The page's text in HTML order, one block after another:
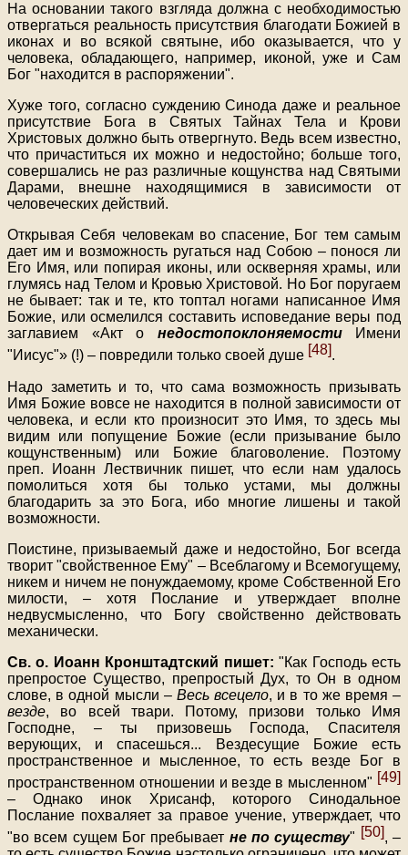
На основании такого взгляда должна с необходимостью
отвергаться реальность присутствия благодати Божией в
иконах и во всякой святыне, ибо оказывается, что у
человека, обладающего, например, иконой, уже и Сам
Бог "находится в распоряжении".
Хуже того, согласно суждению Синода даже и реальное
присутствие Бога в Святых Тайнах Тела и Крови
Христовых должно быть отвергнуто. Ведь всем известно,
что причаститься их можно и недостойно; больше того,
совершались не раз различные кощунства над Святыми
Дарами, внешне находящимися в зависимости от
человеческих действий.
Открывая Себя человекам во спасение, Бог тем самым
дает им и возможность ругаться над Собою – понося ли
Его Имя, или попирая иконы, или оскверняя храмы, или
глумясь над Телом и Кровью Христовой. Но Бог поругаем
не бывает: так и те, кто топтал ногами написанное Имя
Божие, или осмелился составить исповедание веры под
заглавием «Акт о недостопоклоняемостиИмени
"Иисус"» (!) – повредили только своей душе [48].
Надо заметить и то, что сама возможность призывать
Имя Божие вовсе не находится в полной зависимости от
человека, и если кто произносит это Имя, то здесь мы
видим или попущение Божие (если призывание было
кощунственным) или Божие благоволение. Поэтому
преп. Иоанн Лествичник пишет, что если нам удалось
помолиться хотя бы только устами, мы должны
благодарить за это Бога, ибо многие лишены и такой
возможности.
Поистине, призываемый даже и недостойно, Бог всегда
творит "свойственное Ему" – Всеблагому и Всемогущему,
никем и ничем не понуждаемому, кроме Собственной Его
милости, – хотя Послание и утверждает вполне
недвусмысленно, что Богу свойственно действовать
механически.
Св. о. Иоанн Кронштадтский пишет: "Как Господь есть
препростое Существо, препростый Дух, то Он в одном
слове, в одной мысли – Весь всецело, и в то же время –
везде, во всей твари. Потому, призови только Имя
Господне, – ты призовешь Господа, Спасителя
верующих, и спасешься... Вездесущие Божие есть
пространственное и мысленное, то есть везде Бог в
пространственном отношении и везде в мысленном" [49]
– Однако инок Хрисанф, которого Синодальное
Послание похваляет за правое учение, утверждает, что
"во всем сущем Бог пребывает не по существу" [50], –